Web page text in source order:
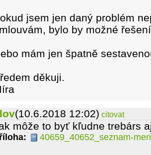
jsem jen daný problém
bylo by možné
mám jen špatně
děkuji.
(10.6.2018 12:02) citovat
môže to byť kľudne trebárs
40659_40652_seznam-